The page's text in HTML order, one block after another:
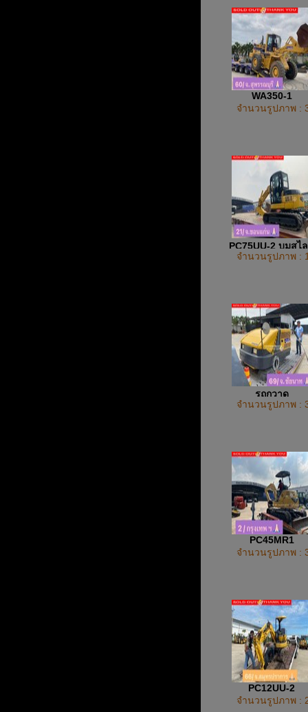
WA350-1
จำนวนรูปภาพ :
PC75UU-2 บูมสไ
จำนวนรูปภาพ :
รถกวาด
จำนวนรูปภาพ :
PC45MR1
จำนวนรูปภาพ :
PC12UU-2
จำนวนรูปภาพ :